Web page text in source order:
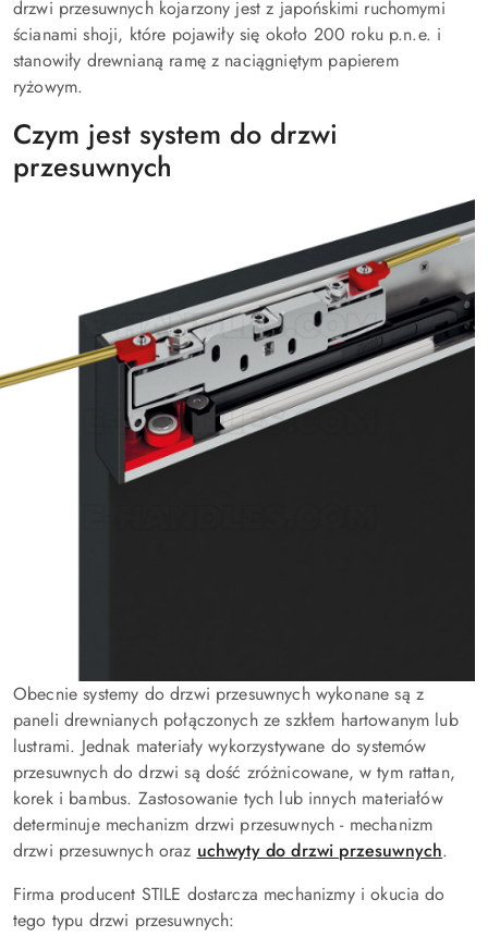
drzwi przesuwnych kojarzony jest z japońskimi ruchomymi
ścianami shoji, które pojawiły się około 200 roku p.n.e. i
stanowiły drewnianą ramę z naciągniętym papierem
ryżowym.
Czym jest system do drzwi
przesuwnych
Obecnie systemy do drzwi przesuwnych wykonane są z
paneli drewnianych połączonych ze szkłem hartowanym lub
lustrami. Jednak materiały wykorzystywane do systemów
przesuwnych do drzwi są dość zróżnicowane, w tym rattan,
korek i bambus. Zastosowanie tych lub innych materiałów
determinuje mechanizm drzwi przesuwnych - mechanizm
drzwi przesuwnych oraz uchwyty do drzwi przesuwnych.
Firma producent STILE dostarcza mechanizmy i okucia do
tego typu drzwi przesuwnych: